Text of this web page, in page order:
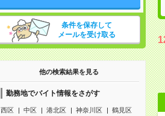
条件を保存して
メールを受け取る
他の検索結果を見る
勤務地でバイト情報をさがす
西区 中区 港北区 神奈川区
鶴見区